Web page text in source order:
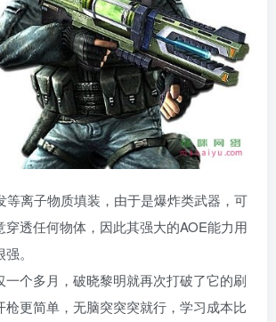
等离子物质填装，由于是爆炸类武器，可
穿透任何物体，因此其强大的AOE能力用
。
一个多月，破晓黎明就再次打破了它的刷
枪更简单，无脑突突突就行，学习成本比